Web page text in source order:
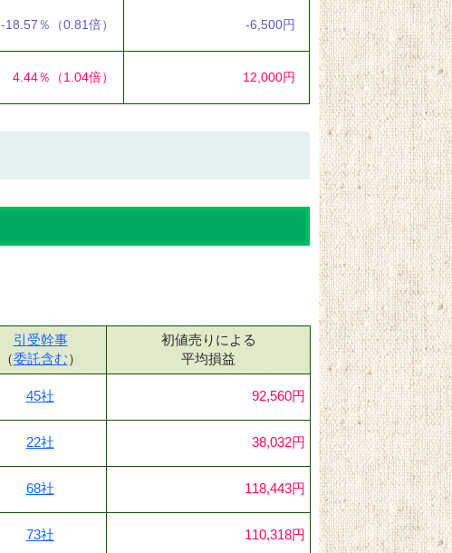
-18.57％ （0.81倍） -6,500円
4.44％ （1.04倍） 12,000円
引受幹事
（委託含む）
初値売りによる
平均損益
45社 92,560円
22社 38,032円
68社 118,443円
73社 110,318円